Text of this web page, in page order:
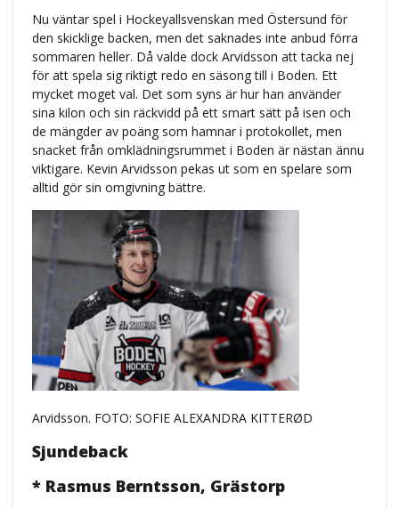
Nu väntar spel i Hockeyallsvenskan med Östersund för
den skicklige backen, men det saknades inte anbud förra
sommaren heller. Då valde dock Arvidsson att tacka nej
för att spela sig riktigt redo en säsong till i Boden. Ett
mycket moget val. Det som syns är hur han använder
sina kilon och sin räckvidd på ett smart sätt på isen och
de mängder av poäng som hamnar i protokollet, men
snacket från omklädningsrummet i Boden är nästan ännu
viktigare. Kevin Arvidsson pekas ut som en spelare som
alltid gör sin omgivning bättre.
Arvidsson. FOTO: SOFIE ALEXANDRA KITTERØD
Sjundeback
* Rasmus Berntsson, Grästorp